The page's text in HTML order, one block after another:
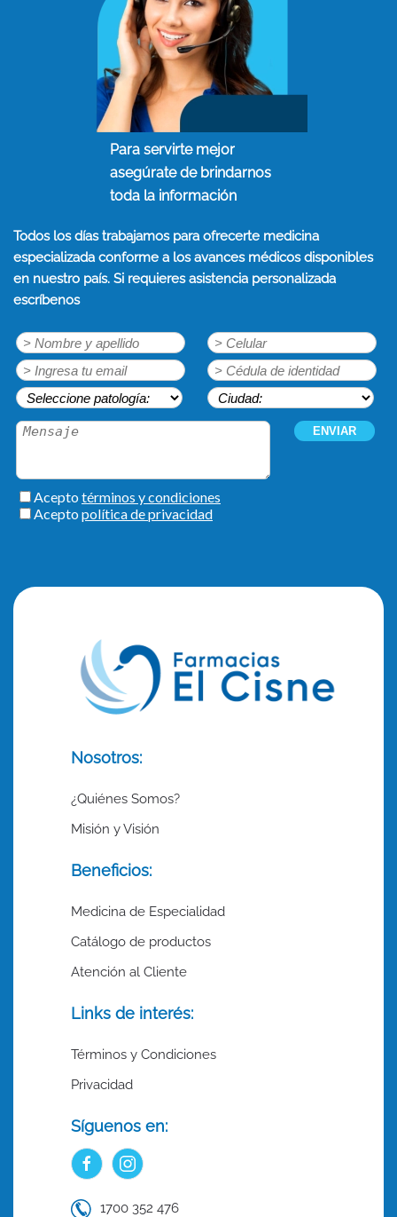
Para servirte mejor
asegúrate de brindarnos
toda la información
Todos los días trabajamos para ofrecerte medicina
especializada conforme a los avances médicos disponibles
en nuestro país. Si requieres asistencia personalizada
escríbenos
Nosotros:
¿Quiénes Somos?
Misión y Visión
Beneficios:
Medicina de Especialidad
Catálogo de productos
Atención al Cliente
Links de interés:
Términos y Condiciones
Privacidad
Síguenos en:
1700 352 476